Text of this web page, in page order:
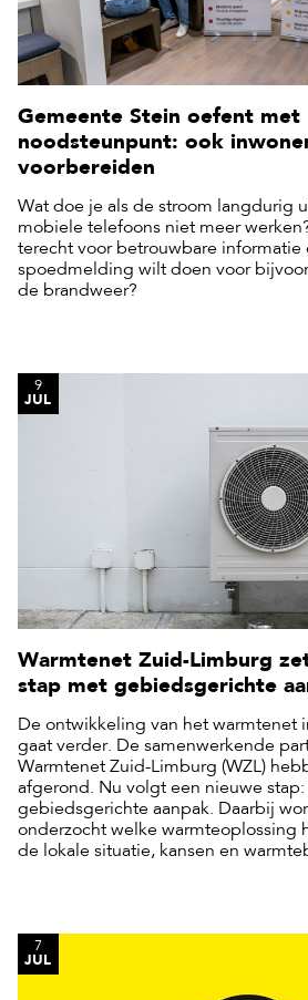
Gemeente Stein oefent met
noodsteunpunt: ook
voorbereiden
Wat doe je als de stroom langdurig
mobiele telefoons niet meer
terecht voor betrouwbare informatie
spoedmelding wilt doen voor
de brandweer?
Warmtenet Zuid-Limburg zet volgende
stap met gebiedsgerichte
9
JUL
De ontwikkeling van het warmtenet
gaat verder. De samenwerkende
Warmtenet Zuid-Limburg (WZL)
afgerond. Nu volgt een nieuwe stap:
gebiedsgerichte aanpak. Daarbij
onderzocht welke warmteoplossing
de lokale situatie, kansen en
7
JUL